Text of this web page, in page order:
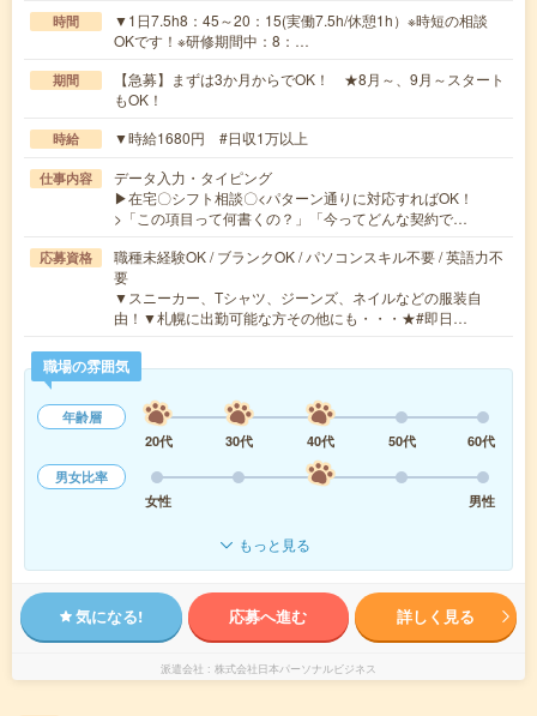
時間
▼1日7.5h8：45～20：15(実働7.5h/休憩1h）※時短の相談
OKです！※研修期間中：8：…
期間
【急募】まずは3か月からでOK！ ★8月～、9月～スタート
もOK！
時給 ▼時給1680円 #日収1万以上
仕事内容
データ入力・タイピング
▶在宅〇シフト相談〇<パターン通りに対応すればOK！
>「この項目って何書くの？」「今ってどんな契約で…
応募資格
職種未経験OK / ブランクOK / パソコンスキル不要 / 英語力不
要
▼スニーカー、Tシャツ、ジーンズ、ネイルなどの服装自
由！▼札幌に出勤可能な方その他にも・・・★#即日…
職場の雰囲気
年齢層
20代
30代 40代 50代
60代
男女比率
女性
男性
もっと見る
気になる! 応募へ進む 詳しく見る
派遣会社 株式会社日本パーソナルビジネス